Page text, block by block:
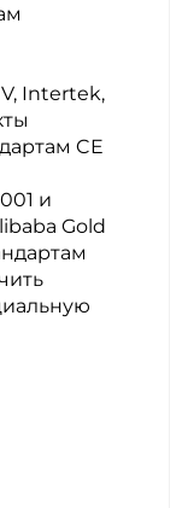
Intertek,
CE
и
Gold